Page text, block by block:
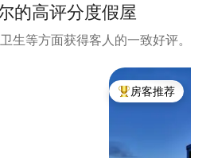
的高评分度假屋
生等方面获得客人的一致好评。
热门「房客推荐」
房客推荐